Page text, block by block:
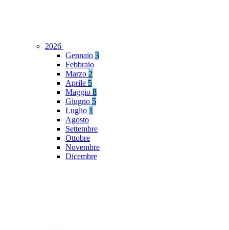
2026
Gennaio 3
Febbraio
Marzo 2
Aprile 5
Maggio 8
Giugno 5
Luglio 1
Agosto
Settembre
Ottobre
Novembre
Dicembre